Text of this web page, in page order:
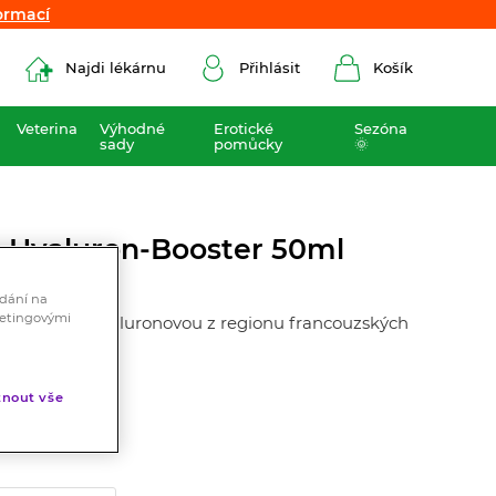
Najdi lékárnu Přihlásit Košík
Veterina
Výhodné
sady
Erotické
pomůcky
Sezóna
🌞
Booster 50ml
hyaluronovou z regionu francouzských
na
vše